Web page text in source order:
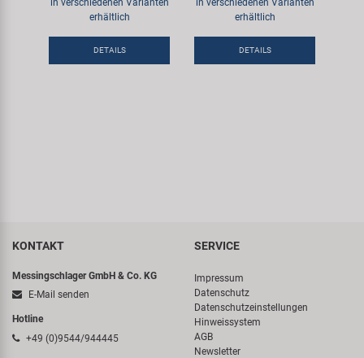
in verschiedenen Varianten
erhältlich
DETAILS
in verschiedenen Varianten
erhältlich
DETAILS
KONTAKT
Messingschlager GmbH & Co. KG
E-Mail senden
Hotline
+49 (0)9544/944445
SERVICE
Impressum
Datenschutz
Datenschutzeinstellungen
Hinweissystem
AGB
Newsletter